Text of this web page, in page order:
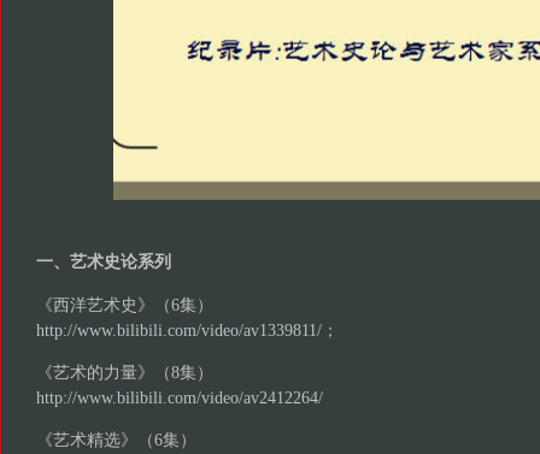
一、艺术史论系列
《西洋艺术史》（6集）
http://www.bilibili.com/video/av1339811/；
《艺术的力量》（8集）
http://www.bilibili.com/video/av2412264/
《艺术精选》（6集）